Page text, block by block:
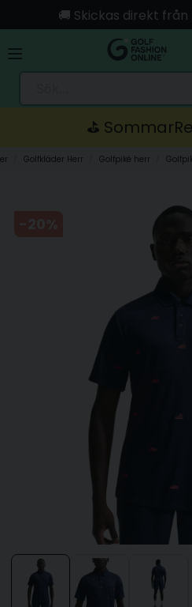
🚚 Skickas direkt
⛳️
Golfkläder Herr Golfpiké herr